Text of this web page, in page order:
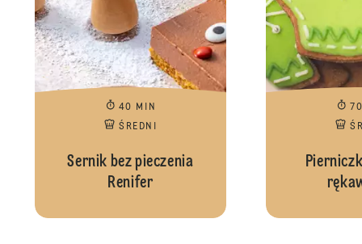
40 MIN
ŚREDNI
Sernik bez pieczenia
Renifer